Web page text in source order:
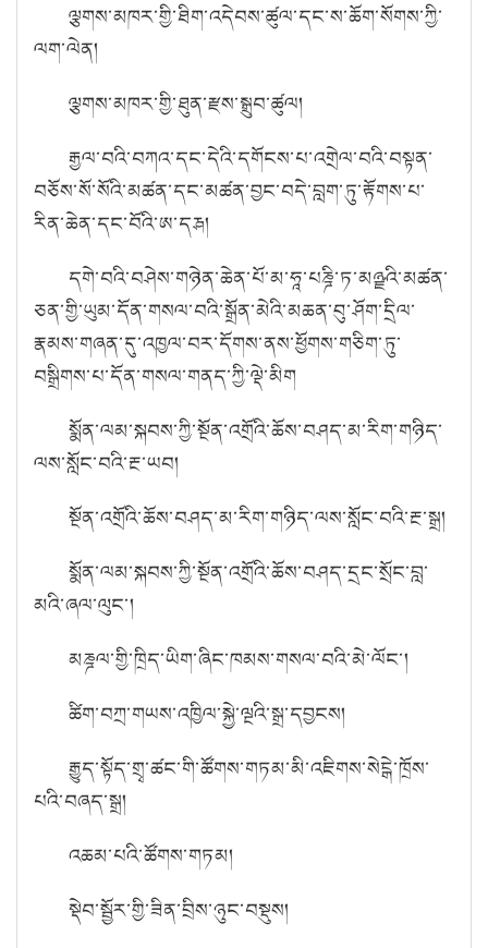
ལྕགས་མཁར་གྱི་ཐིག་འདེབས་ཚུལ་དང་ས་ཆོག་སོགས་ཀྱི་
ལག་ལེན།
ལྕགས་མཁར་གྱི་ཐུན་རྫས་སྒྲུབ་ཚུལ།
རྒྱལ་བའི་བཀའ་དང་དེའི་དགོངས་པ་འགྲེལ་བའི་བསྟན་
བཅོས་སོ་སོའི་མཚན་དང་མཚན་བྱང་བདེ་བླག་ཏུ་རྟོགས་པ་
རིན་ཆེན་དང་བོའི་ཨ་དརྴ།
དགེ་བའི་བཤེས་གཉེན་ཆེན་པོ་མ་ཧཱ་པཎྜི་ཏ་མཉྫའི་མཚན་
ཅན་གྱི་ཡུམ་དོན་གསལ་བའི་སྒྲོན་མེའི་མཆན་བུ་ཤོག་དྲིལ་
རྣམས་གཞན་དུ་འཁྱལ་བར་དོགས་ནས་ཕྱོགས་གཅིག་ཏུ་
བསྒྲིགས་པ་དོན་གསལ་གནད་ཀྱི་ལྡེ་མིག
སྨོན་ལམ་སྐབས་ཀྱི་སྔོན་འགྲོའི་ཆོས་བཤད་མ་རིག་གཉིད་
ལས་སློང་བའི་རྔ་ཡབ།
སྔོན་འགྲོའི་ཆོས་བཤད་མ་རིག་གཉིད་ལས་སློང་བའི་རྔ་སྒྲ།
སྨོན་ལམ་སྐབས་ཀྱི་སྔོན་འགྲོའི་ཆོས་བཤད་དྲང་སྲོང་བླ་
མའི་ཞལ་ལུང་།
མཎྜལ་གྱི་ཁྲིད་ཡིག་ཞིང་ཁམས་གསལ་བའི་མེ་ལོང་།
ཚིག་བཀྲ་གཡས་འཁྱིལ་སྐྱེ་ལྔའི་སྒྲ་དབྱངས།
རྒྱུད་སྟོད་གྲྭ་ཚང་གི་ཚོགས་གཏམ་མི་འཇིགས་སེངྒེ་ཁྲོས་
པའི་བཞད་སྒྲ།
འཆམ་པའི་ཚོགས་གཏམ།
སྡེབ་སྦྱོར་གྱི་ཟིན་བྲིས་ཉུང་བསྡུས།